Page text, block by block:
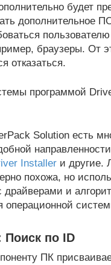
будет
дополнительное
браузеры. От
отказаться.
Solution есть
Installer и другие.
похожа, но
драйверами и
операционной
Поиск по ID
ПК